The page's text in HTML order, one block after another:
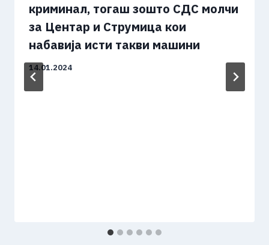
криминал, тогаш зошто СДС молчи
за Центар и Струмица кои
набавија исти такви машини
14.01.2024